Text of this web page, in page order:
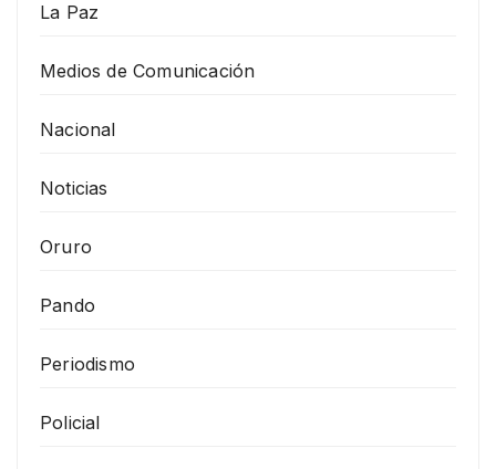
La Paz
Medios de Comunicación
Nacional
Noticias
Oruro
Pando
Periodismo
Policial